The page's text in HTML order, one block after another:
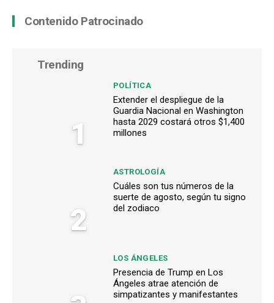
Contenido Patrocinado
Trending
1
POLÍTICA
Extender el despliegue de la
Guardia Nacional en Washington
hasta 2029 costará otros $1,400
millones
2
ASTROLOGÍA
Cuáles son tus números de la
suerte de agosto, según tu signo
del zodiaco
LOS ÁNGELES
Presencia de Trump en Los
Ángeles atrae atención de
simpatizantes y manifestantes